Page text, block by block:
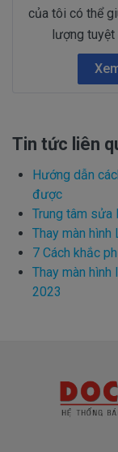
của tôi có thể
lượng
Tin tức liên
Hướng dẫn
được
Trung tâm sửa
Thay màn hình
7 Cách khắc
Thay màn
2023